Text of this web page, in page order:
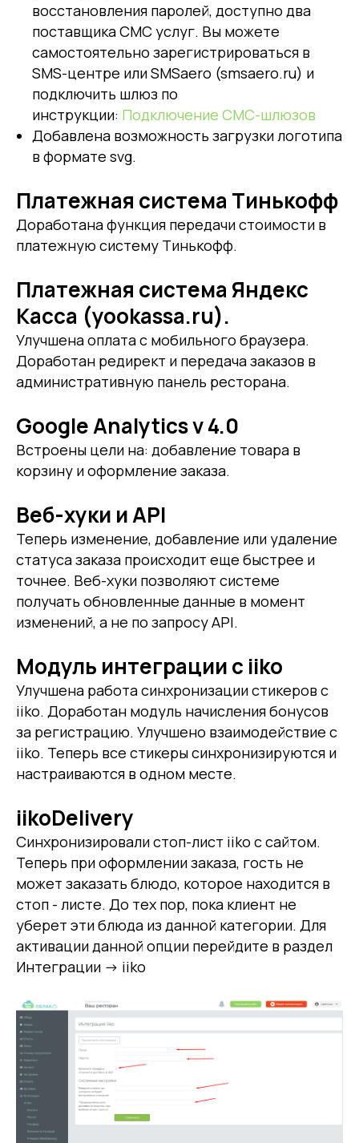
восстановления паролей, доступно два
поставщика СМС услуг. Вы можете
самостоятельно зарегистрироваться в
SMS-центре или SMSaero (smsaero.ru) и
подключить шлюз по
инструкции: Подключение СМС-шлюзов
Добавлена возможность загрузки логотипа
в формате svg.
Платежная система Тинькофф
Доработана функция передачи стоимости в
платежную систему Тинькофф.
Платежная система Яндекс
Касса (yookassa.ru).
Улучшена оплата с мобильного браузера.
Доработан редирект и передача заказов в
административную панель ресторана.
Google Analytics v 4.0
Встроены цели на: добавление товара в
корзину и оформление заказа.
Веб-хуки и API
Теперь изменение, добавление или удаление
статуса заказа происходит еще быстрее и
точнее. Веб-хуки позволяют системе
получать обновленные данные в момент
изменений, а не по запросу API.
Модуль интеграции с iiko
Улучшена работа синхронизации стикеров с
iiko. Доработан модуль начисления бонусов
за регистрацию. Улучшено взаимодействие с
iiko. Теперь все стикеры синхронизируются и
настраиваются в одном месте.
iikoDelivery
Синхронизировали стоп-лист iiko с сайтом.
Теперь при оформлении заказа, гость не
может заказать блюдо, которое находится в
стоп - листе. До тех пор, пока клиент не
уберет эти блюда из данной категории. Для
активации данной опции перейдите в раздел
Интеграции -> iiko